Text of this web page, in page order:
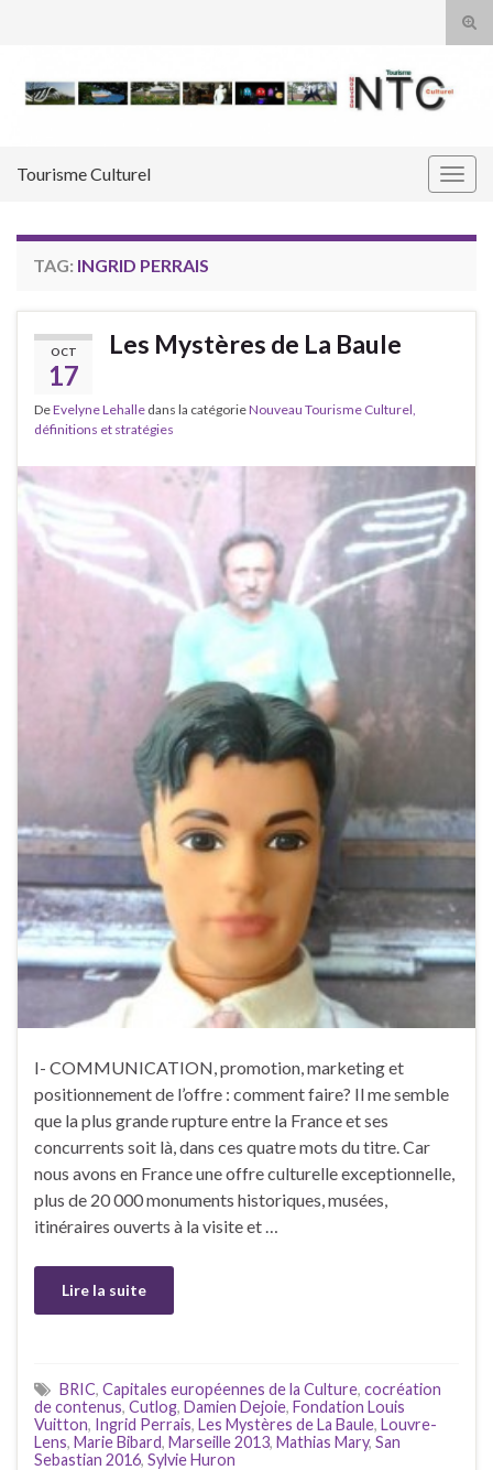
Tourisme Culturel
TAG: INGRID PERRAIS
OCT
17
Les Mystères de La Baule
DeEvelyne Lehalle dans la catégorieNouveau Tourisme Culturel,
définitions et stratégies
I- COMMUNICATION, promotion, marketing et
positionnement de l’offre : comment faire? Il me semble
que la plus grande rupture entre la France et ses
concurrents soit là, dans ces quatre mots du titre. Car
nous avons en France une offre culturelle exceptionnelle,
plus de 20 000 monuments historiques, musées,
itinéraires ouverts à la visite et …
Lire la suite
BRIC, Capitales européennes de la Culture, cocréation
de contenus, Cutlog, Damien Dejoie, Fondation Louis
Vuitton, Ingrid Perrais, Les Mystères de La Baule, Louvre-
Lens, Marie Bibard, Marseille 2013, Mathias Mary, San
Sebastian 2016, Sylvie Huron